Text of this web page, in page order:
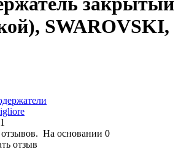
SWAROVSKI,
На основании 0
отзыв